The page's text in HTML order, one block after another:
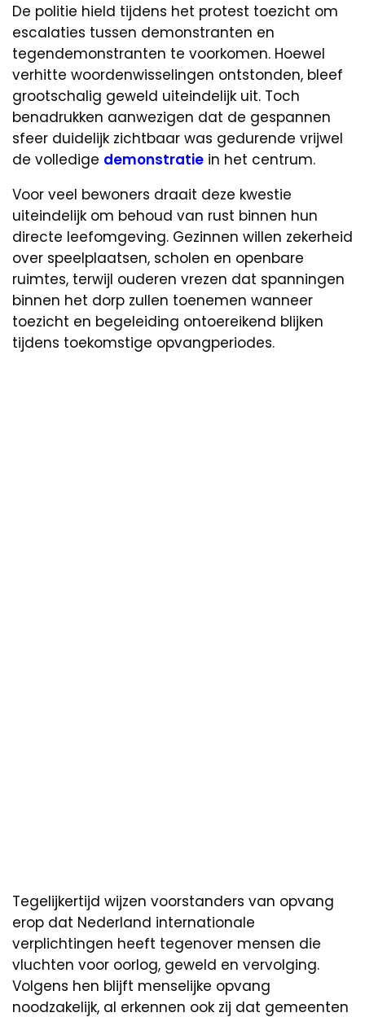
De politie hield tijdens het protest toezicht om
escalaties tussen demonstranten en
tegendemonstranten te voorkomen. Hoewel
verhitte woordenwisselingen ontstonden, bleef
grootschalig geweld uiteindelijk uit. Toch
benadrukken aanwezigen dat de gespannen
sfeer duidelijk zichtbaar was gedurende vrijwel
de volledige demonstratie in het centrum.
Voor veel bewoners draait deze kwestie
uiteindelijk om behoud van rust binnen hun
directe leefomgeving. Gezinnen willen zekerheid
over speelplaatsen, scholen en openbare
ruimtes, terwijl ouderen vrezen dat spanningen
binnen het dorp zullen toenemen wanneer
toezicht en begeleiding ontoereikend blijken
tijdens toekomstige opvangperiodes.
Tegelijkertijd wijzen voorstanders van opvang
erop dat Nederland internationale
verplichtingen heeft tegenover mensen die
vluchten voor oorlog, geweld en vervolging.
Volgens hen blijft menselijke opvang
noodzakelijk, al erkennen ook zij dat gemeenten